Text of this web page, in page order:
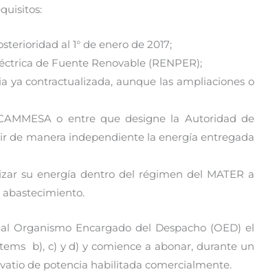
al 1° de enero de 2017;
de Fuente Renovable (RENPER);
ya contractualizada, aunque las ampliaciones o
o entre que designe la Autoridad de
de manera independiente la energía entregada
su energía dentro del régimen del MATER a
Organismo Encargado del Despacho (OED) el
b), c) y d) y comience a abonar, durante un
de potencia habilitada comercialmente.